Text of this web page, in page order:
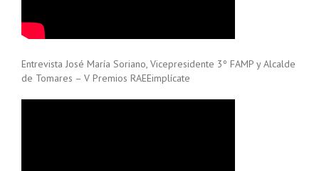
Entrevista José María Soriano, Vicepresidente 3º FAMP y Alcalde
de Tomares – V Premios RAEEimplícate